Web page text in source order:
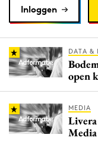
Reputatie & crisis
Inloggen
DATA &
open
MEDIA
Media